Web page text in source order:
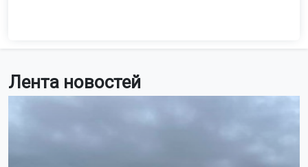
Лента новостей